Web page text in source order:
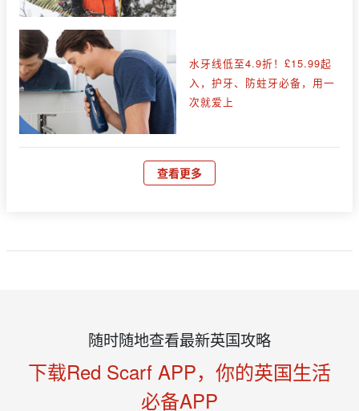
水牙线低至4.9折！£15.99起
入，护牙、防蛀牙必备，用一
次就爱上
查看更多
随时随地查看最新英国攻略
下载Red Scarf APP，你的英国生活
必备APP